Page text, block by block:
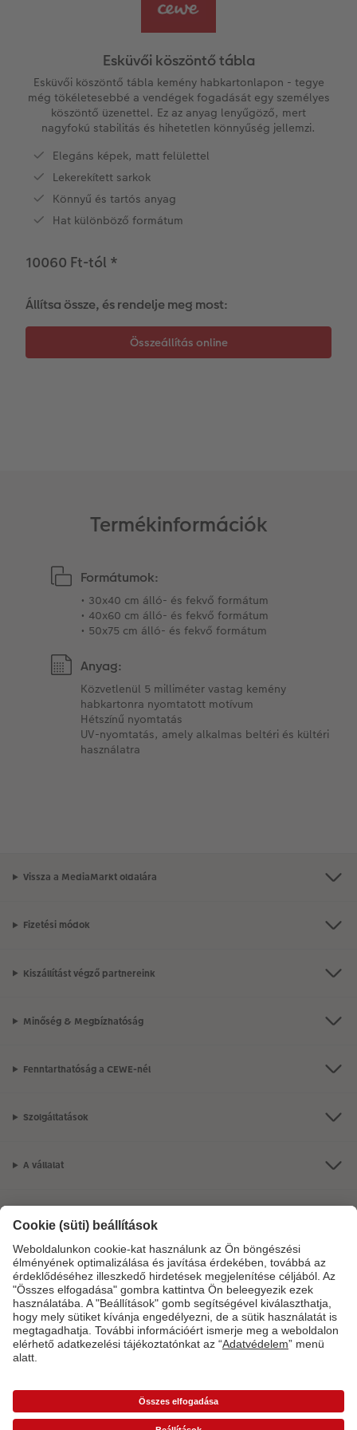
Vásárlói mintakönyvek
Kids CEWE FOTÓKÖNYV
Art Collection CEWE FOTÓKÖNYV
Kiegészítők
CEWE myPhotos
Matt Prints
Prémium poszter
Art Prints
Fotókidolgozás normál
Fényképtároló dobozok
Azonnali fotókidolgozás
Matrica nyomtatás azonnal
Direkt nyomtatású alufotó
Habkarton
Esküvői köszöntő tábla
Poszterléc
Hexxas
Fotókollázsok
Fotószalag
Üdvözlőkártyák
Iskolaszer és irodaszer
Fényképes ajándékdobozok
Textíliák
Art Prints
CEWE myPhotos
Kiegészítők
CEWE PHOTO AWARD FOTÓPÁLYÁZAT
Hogyan készíts jobb képeket a
Híreink
CEWE sztorik
Egyedi ajándékötletek
Esküvő
Ballagás
Esküvői köszöntő tábla
Esküvői köszöntő tábla kemény habkartonlapon - tegye
még tökéletesebbé a vendégek fogadását egy személyes
köszöntő üzenettel. Ez az anyag lenyűgöző, mert
nagyfokú stabilitás és hihetetlen könnyűség jellemzi.
Elegáns képek, matt felülettel
Lekerekített sarkok
Könnyű és tartós anyag
Hat különböző formátum
10060 Ft-tól *
Állítsa össze, és rendelje meg most:
Termékinformációk
Formátumok:
• 30x40 cm álló- és fekvő formátum
• 40x60 cm álló- és fekvő formátum
• 50x75 cm álló- és fekvő formátum
Anyag:
Közvetlenül 5 milliméter vastag kemény
habkartonra nyomtatott motívum
Hétszínű nyomtatás
UV-nyomtatás, amely alkalmas beltéri és kültéri
használatra
Vissza a MediaMarkt oldalára
Fizetési módok
Kiszállítást végző partnereink
Minőség & Megbízhatóság
Fenntarthatóság a CEWE-nél
Szolgáltatások
A vállalat
CEWE Fotóvilág
Szolgáltatásainkkal vagy megrendelésével kapcsolatos kérdések esetén
06-1-451-1088Hétfő-vasárnap: 8:00–17:00 óráig.